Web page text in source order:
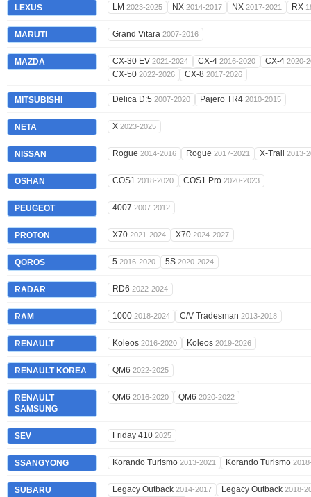
LEXUS LM 2023-2025 NX 2014-2017 NX 2017-2021 RX
MARUTI Grand Vitara 2007-2016
MAZDA CX-30 EV 2021-2024 CX-4 2016-2020 CX-4 2020-
CX-50 2022-2026 CX-8 2017-2026
MITSUBISHI Delica D:5 2007-2020 Pajero TR4 2010-2015
NETA X 2023-2025
NISSAN Rogue 2014-2016 Rogue 2017-2021 X-Trail 2013-
OSHAN COS1 2018-2020 COS1 Pro 2020-2023
PEUGEOT 4007 2007-2012
PROTON X70 2021-2024 X70 2024-2027
QOROS 5 2016-2020 5S 2020-2024
RADAR RD6 2022-2024
RAM 1000 2018-2024 C/V Tradesman 2013-2018
RENAULT Koleos 2016-2020 Koleos 2019-2026
RENAULT KOREA QM6 2022-2025
RENAULT
SAMSUNG
QM6 2016-2020 QM6 2020-2022
SEV Friday 410 2025
SSANGYONG Korando Turismo 2013-2021 Korando Turismo
SUBARU Legacy Outback 2014-2017 Legacy Outback 2018-